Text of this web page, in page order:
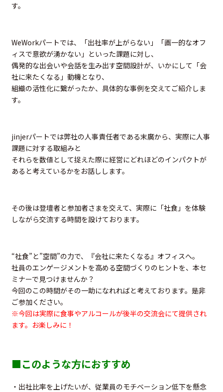
す。
WeWorkパートでは、「出社率が上がらない」「画一的なオフ
ィスで意欲が湧かない」といった課題に対し、
偶発的な出会いや会話を生み出す空間設計が、いかにして「会
社に来たくなる」動機となり、
組織の活性化に繋がったか、具体的な事例を交えてご紹介しま
す。
jinjerパートでは弊社の人事責任者である末廣から、実際に人事
課題に対する取組みと
それらを数値として捉えた際に経営にどれほどのインパクトが
あると考えているかをお話しします。
その後は登壇者と参加者さまを交えて、実際に「社食」を体験
しながら交流する時間を設けております。
“社食”と”空間”の力で、『会社に来たくなる』オフィスへ。
社員のエンゲージメントを高める空間づくりのヒントを、本セ
ミナーで見つけませんか？
今回のこの時間がその一助になれればと考えております。是非
ご参加ください。
※今回は実際に食事やアルコールが後半の交流会にて提供され
ます。お楽しみに！
■このような方におすすめ
・出社比率を上げたいが、従業員のモチベーション低下を懸念